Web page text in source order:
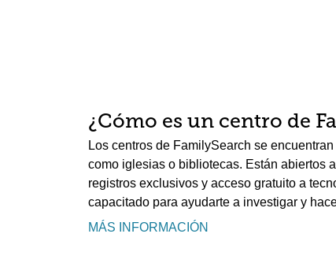
¿Cómo es un centro de
Los centros de FamilySearch se
como iglesias o bibliotecas. Están abiertos
registros exclusivos y acceso gratuito a
capacitado para ayudarte a investigar y
MÁS INFORMACIÓN